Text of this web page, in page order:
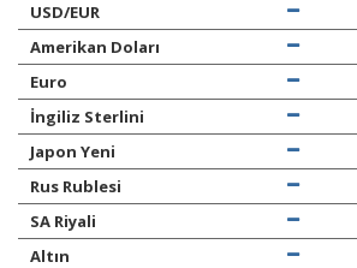
USD/EUR
Amerikan Doları
Euro
İngiliz Sterlini
Japon Yeni
Rus Rublesi
SA Riyali
Altın